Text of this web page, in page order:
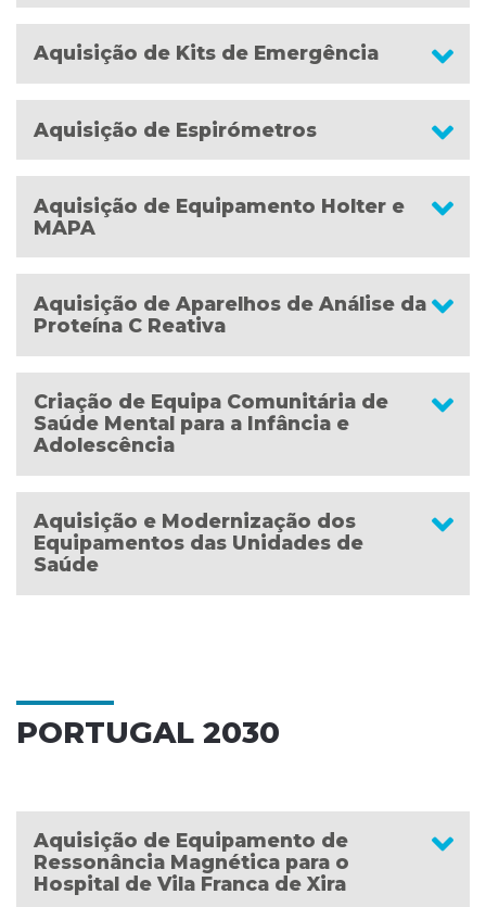
Aquisição de Kits de Emergência
Aquisição de Espirómetros
Aquisição de Equipamento Holter e
MAPA
Aquisição de Aparelhos de Análise da
Proteína C Reativa
Criação de Equipa Comunitária de
Saúde Mental para a Infância e
Adolescência
Aquisição e Modernização dos
Equipamentos das Unidades de
Saúde
PORTUGAL 2030
Aquisição de Equipamento de
Ressonância Magnética para o
Hospital de Vila Franca de Xira